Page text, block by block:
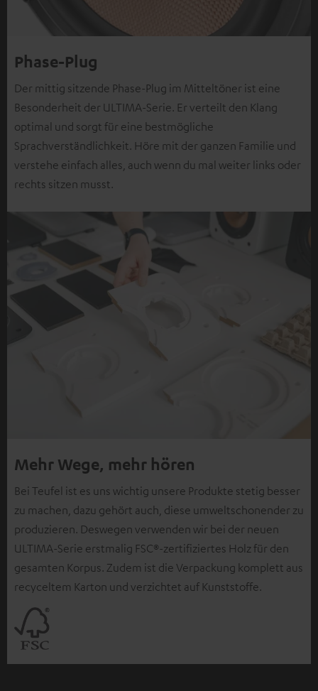
Phase-Plug
Der mittig sitzende Phase-Plug im Mitteltöner ist eine
Besonderheit der ULTIMA-Serie. Er verteilt den Klang
optimal und sorgt für eine bestmögliche
Sprachverständlichkeit. Höre mit der ganzen Familie und
verstehe einfach alles, auch wenn du mal weiter links oder
rechts sitzen musst.
Mehr Wege, mehr hören
Bei Teufel ist es uns wichtig unsere Produkte stetig besser
zu machen, dazu gehört auch, diese umweltschonender zu
produzieren. Deswegen verwenden wir bei der neuen
ULTIMA-Serie erstmalig FSC®-zertifiziertes Holz für den
gesamten Korpus. Zudem ist die Verpackung komplett aus
recyceltem Karton und verzichtet auf Kunststoffe.